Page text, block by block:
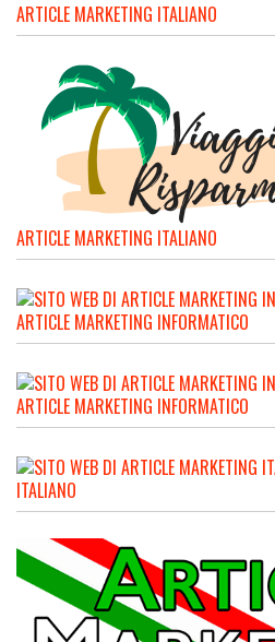
ARTICLE MARKETING ITALIANO
ARTICLE MARKETING ITALIANO
ARTICLE MARKETING INFORMATICO
ARTICLE MARKETING INFORMATICO
ITALIANO